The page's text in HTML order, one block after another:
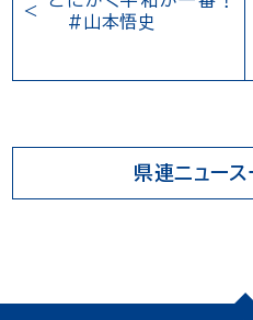
#山本悟史
県連ニュー